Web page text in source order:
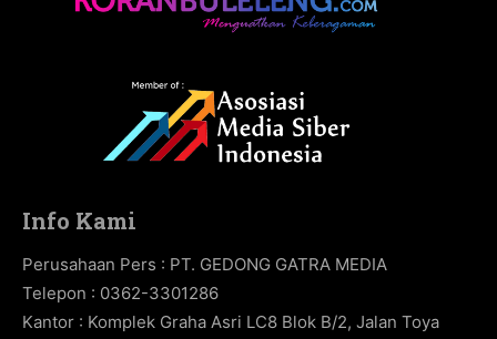
Info Kami
Perusahaan Pers : PT. GEDONG GATRA MEDIA
Telepon : 0362-3301286
Kantor : Komplek Graha Asri LC8 Blok B/2, Jalan Toya